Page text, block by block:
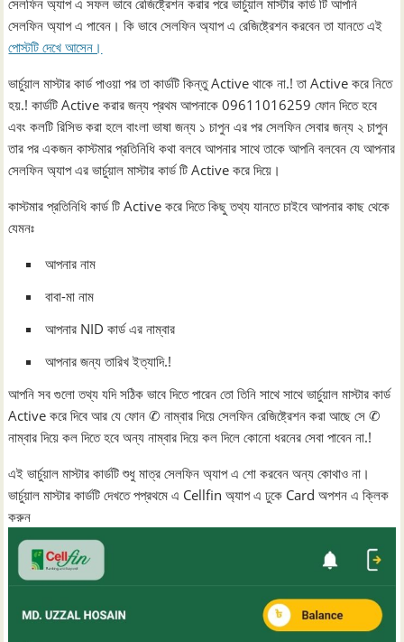
সেলফিন অ্যাপ এ সফল ভাবে রেজিষ্ট্রেশন করার পরে ভার্চুয়াল মাস্টার কার্ড টি আপনি
সেলফিন অ্যাপ এ পাবেন। কি ভাবে সেলফিন অ্যাপ এ রেজিষ্ট্রেশন করবেন তা যানতে এই
পোস্টটি দেখে আসেন।
ভার্চুয়াল মাস্টার কার্ড পাওয়া পর তা কার্ডটি কিন্তু Active থাকে না.! তা Active করে নিতে
হয়.! কার্ডটি Active করার জন্য প্রথম আপনাকে 09611016259 ফোন দিতে হবে
এবং কলটি রিসিভ করা হলে বাংলা ভাষা জন্য ১ চাপুন এর পর সেলফিন সেবার জন্য ২ চাপুন
তার পর একজন কাস্টমার প্রতিনিধি কথা বলবে আপনার সাথে তাকে আপনি বলবেন যে আপনার
সেলফিন অ্যাপ এর ভার্চুয়াল মাস্টার কার্ড টি Active করে দিয়ে।
কাস্টমার প্রতিনিধি কার্ড টি Active করে দিতে কিছু তথ্য যানতে চাইবে আপনার কাছ থেকে
যেমনঃ
আপনার নাম
বাবা-মা নাম
আপনার NID কার্ড এর নাম্বার
আপনার জন্য তারিখ ইত্যাদি.!
আপনি সব গুলো তথ্য যদি সঠিক ভাবে দিতে পারেন তো তিনি সাথে সাথে ভার্চুয়াল মাস্টার কার্ড
Active করে দিবে আর যে ফোন ✆ নাম্বার দিয়ে সেলফিন রেজিষ্ট্রেশন করা আছে সে ✆
নাম্বার দিয়ে কল দিতে হবে অন্য নাম্বার দিয়ে কল দিলে কোনো ধরনের সেবা পাবেন না.!
এই ভার্চুয়াল মাস্টার কার্ডটি শুধু মাত্র সেলফিন অ্যাপ এ শো করবেন অন্য কোথাও না।
ভার্চুয়াল মাস্টার কার্ডটি দেখতে পপ্রথমে এ Cellfin অ্যাপ এ ঢুকে Card অপশন এ ক্লিক
করুন